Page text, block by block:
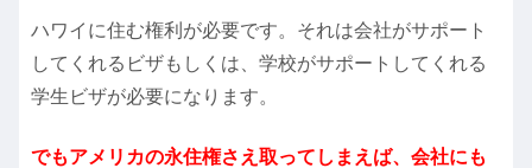
ハワイに住む権利が必要です。それは会社がサポート
してくれるビザもしくは、学校がサポートしてくれる
学生ビザが必要になります。
でもアメリカの永住権さえ取ってしまえば、会社にも